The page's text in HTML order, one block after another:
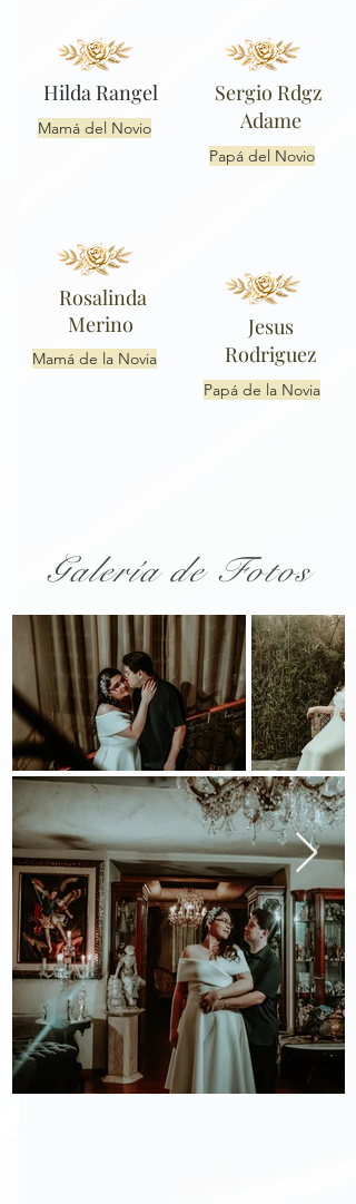
Hilda Rangel
Mamá del Novio
Rosalinda
Merino
Mamá de la Novia
Sergio Rdgz
Adame
Papá del Novio
Jesus
Rodriguez
Papá de la Novia
Galería de Fotos